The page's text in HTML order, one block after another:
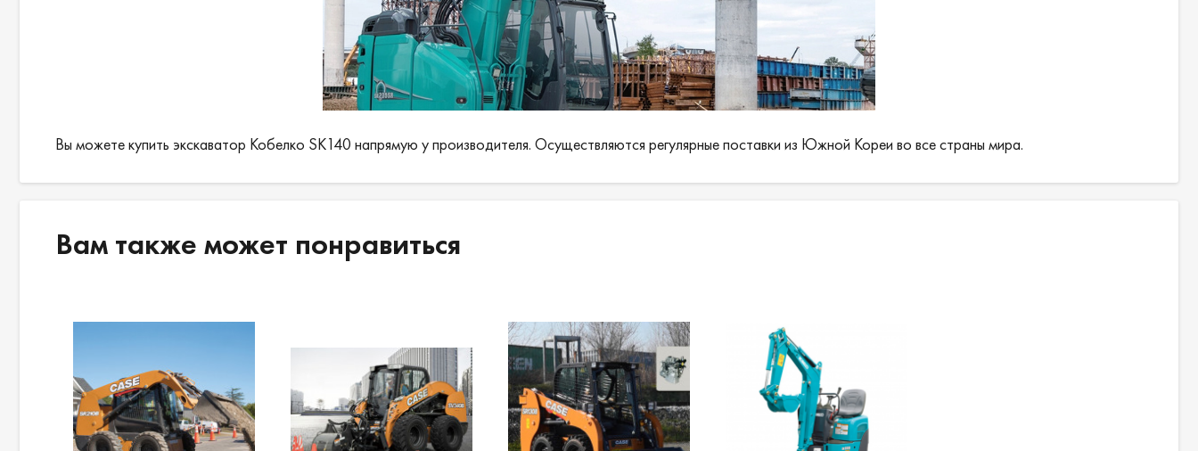
Топливный бак: 200л.
Стандартный ковш: Емкость: 0,7 мл.
Ширина: 600 мм;
Давление на грунт: 0,39 кгс / см2.
Вы можете купить экскаватор Кобелко SK140 напрямую у производителя. Осуществляются регулярные поставки из Южной Кореи во все страны мира.
Вам также может понравиться